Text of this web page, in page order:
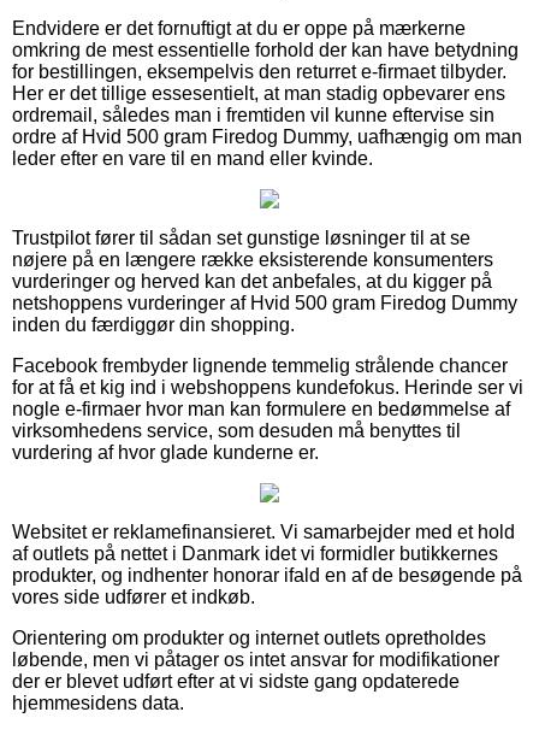
Endvidere er det fornuftigt at du er oppe på mærkerne
omkring de mest essentielle forhold der kan have betydning
for bestillingen, eksempelvis den returret e-firmaet tilbyder.
Her er det tillige essesentielt, at man stadig opbevarer ens
ordremail, således man i fremtiden vil kunne eftervise sin
ordre af Hvid 500 gram Firedog Dummy, uafhængig om man
leder efter en vare til en mand eller kvinde.
Trustpilot fører til sådan set gunstige løsninger til at se
nøjere på en længere række eksisterende konsumenters
vurderinger og herved kan det anbefales, at du kigger på
netshoppens vurderinger af Hvid 500 gram Firedog Dummy
inden du færdiggør din shopping.
Facebook frembyder lignende temmelig strålende chancer
for at få et kig ind i webshoppens kundefokus. Herinde ser vi
nogle e-firmaer hvor man kan formulere en bedømmelse af
virksomhedens service, som desuden må benyttes til
vurdering af hvor glade kunderne er.
Websitet er reklamefinansieret. Vi samarbejder med et hold
af outlets på nettet i Danmark idet vi formidler butikkernes
produkter, og indhenter honorar ifald en af de besøgende på
vores side udfører et indkøb.
Orientering om produkter og internet outlets opretholdes
løbende, men vi påtager os intet ansvar for modifikationer
der er blevet udført efter at vi sidste gang opdaterede
hjemmesidens data.